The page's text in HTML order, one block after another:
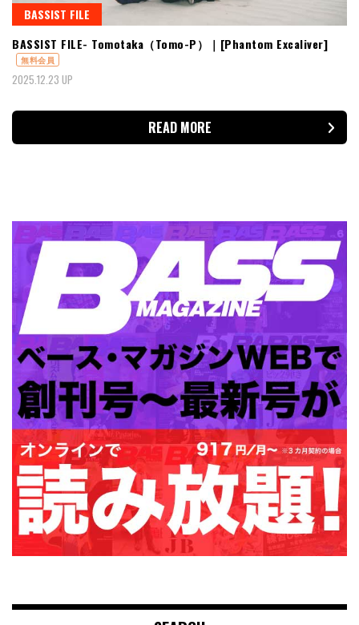
BASSIST FILE
BASSIST FILE- Tomotaka（Tomo-P）｜[Phantom Excaliver]
無料会員
2025.12.23 UP
READ MORE